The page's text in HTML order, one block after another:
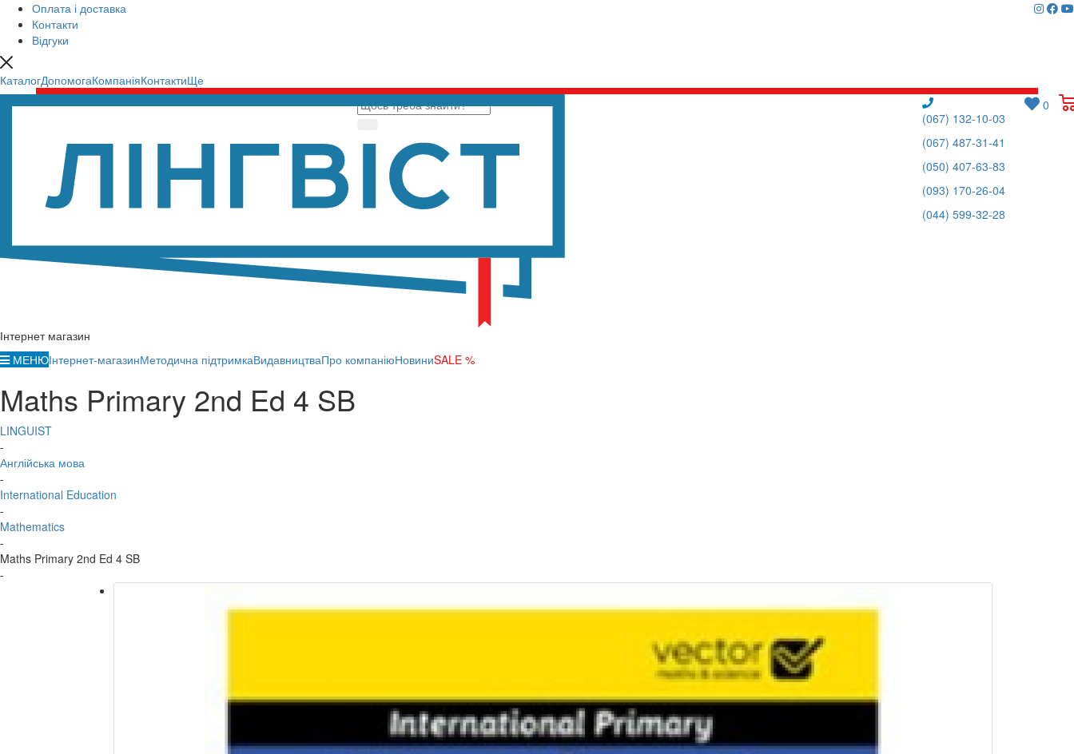
Оплата і доставка
Контакти
Відгуки
КаталогДопомогаКомпаніяКонтактиЩе
Інтернет магазин
0
(067) 132-10-03
(067) 487-31-41
(050) 407-63-83
(093) 170-26-04
(044) 599-32-28
МЕНЮІнтернет-магазинМетодична підтримкаВидавництваПро компаніюНовиниSALE %
Maths Primary 2nd Ed 4 SB
LINGUIST
-
Англійська мова
-
International Education
-
Mathematics
-
Maths Primary 2nd Ed 4 SB
-